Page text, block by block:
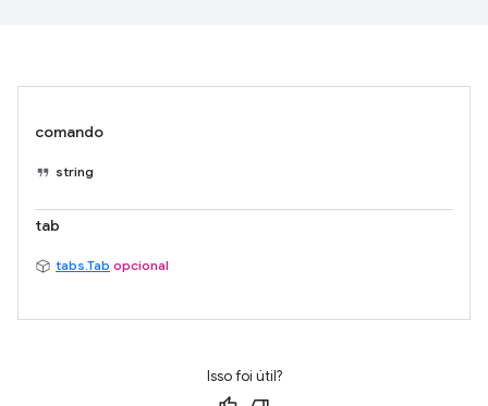
comando
string
tab
tabs.Tab opcional
Isso foi útil?